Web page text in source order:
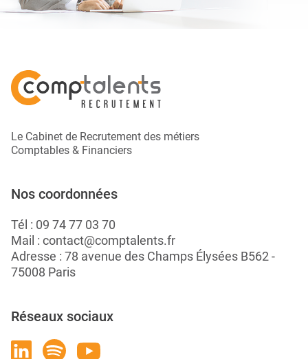
Le Cabinet de Recrutement des métiers
Comptables & Financiers
Nos coordonnées
Tél : 09 74 77 03 70
Mail : contact@comptalents.fr
Adresse : 78 avenue des Champs Élysées B562 -
75008 Paris
Réseaux sociaux